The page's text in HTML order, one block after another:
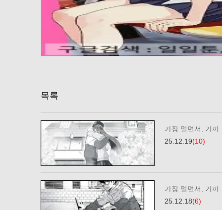
목록
가장 멀면서, 가
25.12.19(10)
가장 멀면서, 가
25.12.18(6)